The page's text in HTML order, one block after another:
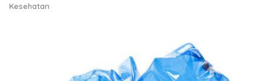
Kesehatan